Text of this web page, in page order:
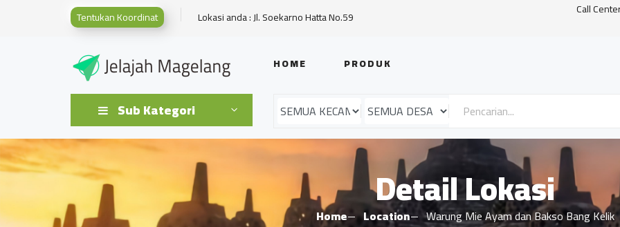
Tentukan Koordinat Lokasi anda : Jl. Soekarno Hatta No.59 Call
HOME PRODUK
Sub Kategori
Detail Lokasi
Home Location Warung Mie Ayam dan Bakso Bang Kelik